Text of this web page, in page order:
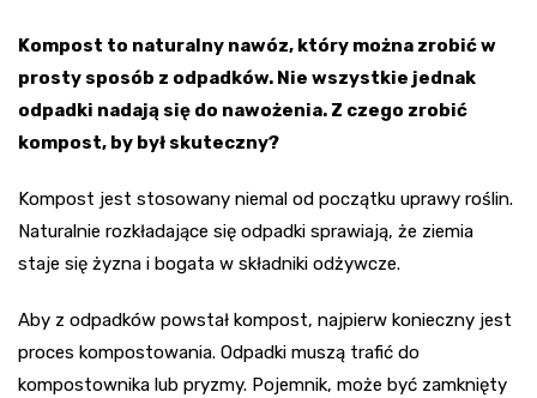
Kompost to naturalny nawóz, który można zrobić w
prosty sposób z odpadków. Nie wszystkie jednak
odpadki nadają się do nawożenia. Z czego zrobić
kompost, by był skuteczny?
Kompost jest stosowany niemal od początku uprawy roślin.
Naturalnie rozkładające się odpadki sprawiają, że ziemia
staje się żyzna i bogata w składniki odżywcze.
Aby z odpadków powstał kompost, najpierw konieczny jest
proces kompostowania. Odpadki muszą trafić do
kompostownika lub pryzmy. Pojemnik, może być zamknięty